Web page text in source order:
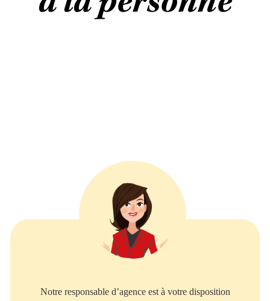
Notre responsable d’agence est à votre disposition